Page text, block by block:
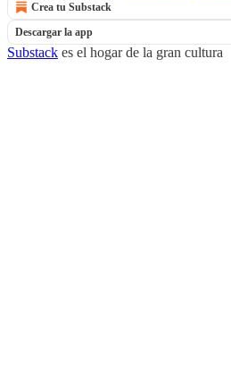
Crea tu Substack
Descargar la app
Substack es el hogar de la gran cultura